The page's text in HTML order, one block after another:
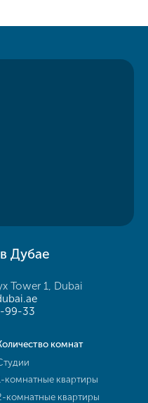
Дубае
Tower 1, Dubai
99-33
комнат
комнатные квартиры
комнатные квартиры